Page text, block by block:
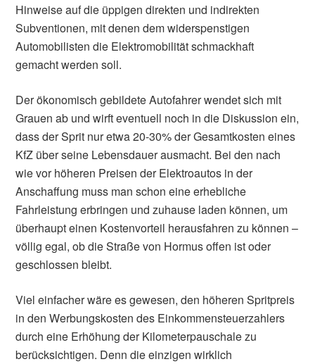
Hinweise auf die üppigen direkten und indirekten
Subventionen, mit denen dem widerspenstigen
Automobilisten die Elektromobilität schmackhaft
gemacht werden soll.
Der ökonomisch gebildete Autofahrer wendet sich mit
Grauen ab und wirft eventuell noch in die Diskussion ein,
dass der Sprit nur etwa 20-30% der Gesamtkosten eines
KfZ über seine Lebensdauer ausmacht. Bei den nach
wie vor höheren Preisen der Elektroautos in der
Anschaffung muss man schon eine erhebliche
Fahrleistung erbringen und zuhause laden können, um
überhaupt einen Kostenvorteil herausfahren zu können –
völlig egal, ob die Straße von Hormus offen ist oder
geschlossen bleibt.
Viel einfacher wäre es gewesen, den höheren Spritpreis
in den Werbungskosten des Einkommensteuerzahlers
durch eine Erhöhung der Kilometerpauschale zu
berücksichtigen. Denn die einzigen wirklich